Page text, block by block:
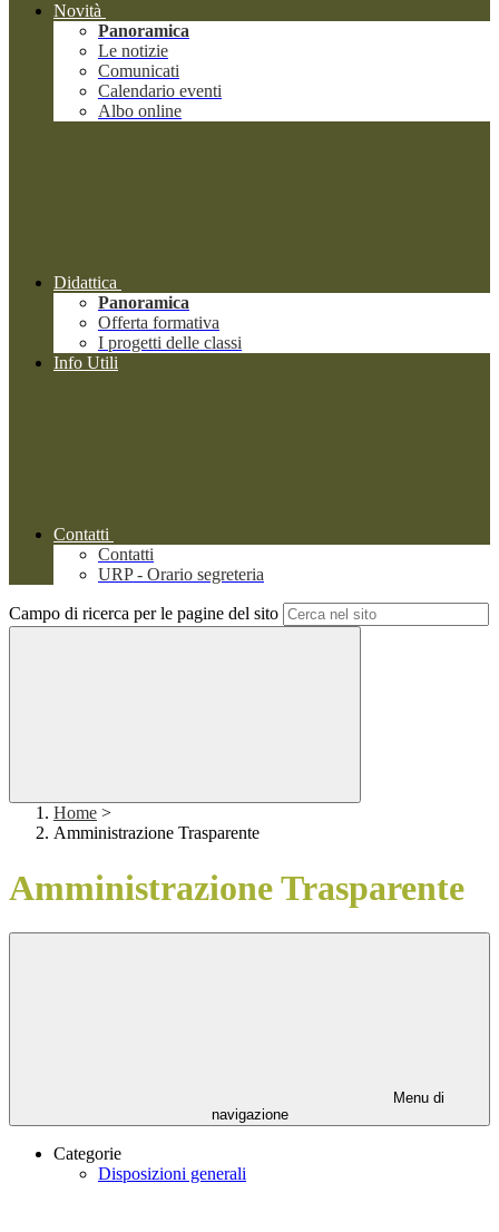
Novità
Panoramica
Le notizie
Comunicati
Calendario eventi
Albo online
Didattica
Panoramica
Offerta formativa
I progetti delle classi
Info Utili
Contatti
Contatti
URP - Orario segreteria
Campo di ricerca per le pagine del sito
Home >
Amministrazione Trasparente
Amministrazione Trasparente
Menu di
navigazione
Categorie
Disposizioni generali